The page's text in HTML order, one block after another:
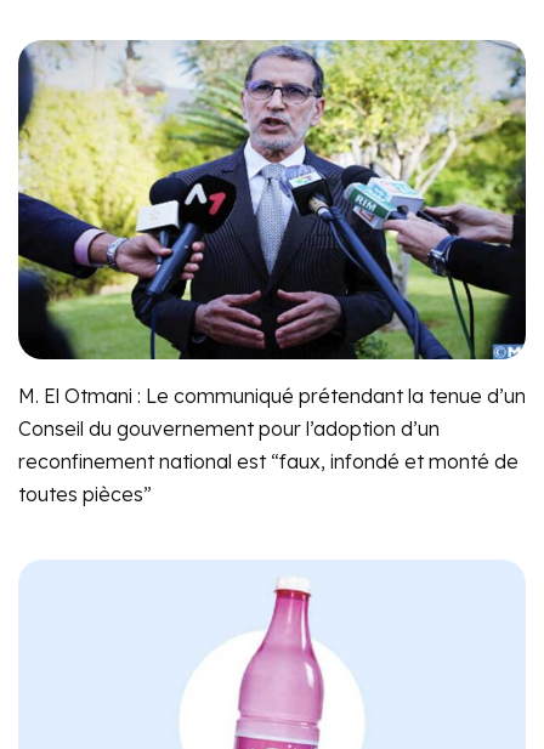
M. El Otmani : Le communiqué prétendant la tenue d’un
Conseil du gouvernement pour l’adoption d’un
reconfinement national est “faux, infondé et monté de
toutes pièces”